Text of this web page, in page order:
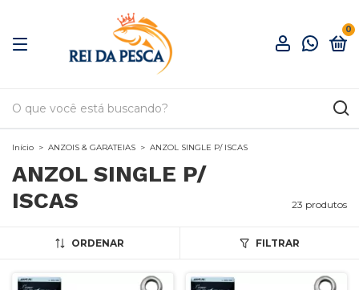
0
Início > ANZOIS & GARATEIAS > ANZOL SINGLE P/ ISCAS
ANZOL SINGLE P/
ISCAS
23 produtos
ORDENAR FILTRAR